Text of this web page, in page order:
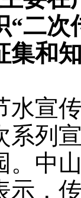
“二次
集和
宣传
系列
。中
示，